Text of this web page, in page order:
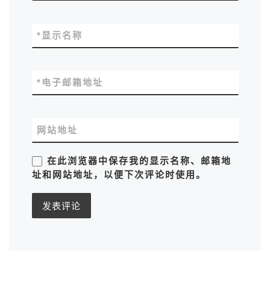
显示名称
*
电子邮箱地址
*
网站地址
在此浏览器中保存我的显示名称、邮箱地
址和网站地址，以便下次评论时使用。